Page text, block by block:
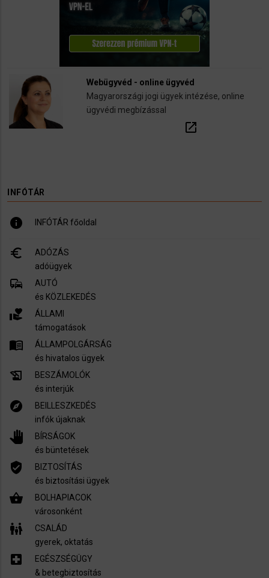
Webügyvéd - online ügyvéd
Magyarországi jogi ügyek intézése, online
ügyvédi megbízással
open_in_new
INFÓTÁR
info INFÓTÁR főoldal
euro_symbol
ADÓZÁS
adóügyek
commute
AUTÓ
és KÖZLEKEDÉS
volunteer_activism
ÁLLAMI
támogatások
menu_book
ÁLLAMPOLGÁRSÁG
és hivatalos ügyek
history_edu
BESZÁMOLÓK
és interjúk
explore
BEILLESZKEDÉS
infók újaknak
pan_tool
BÍRSÁGOK
és büntetések
verified_user
BIZTOSÍTÁS
és biztosítási ügyek
shopping_basket
BOLHAPIACOK
városonként
family_restroom
CSALÁD
gyerek, oktatás
local_hospital
EGÉSZSÉGÜGY
​& betegbiztosítás